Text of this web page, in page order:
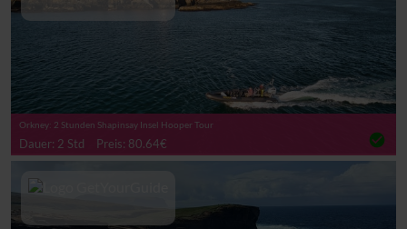
Orkney: 2 Stunden Shapinsay Insel Hooper Tour
Dauer: 2 Std Preis: 80.64€ check_circle